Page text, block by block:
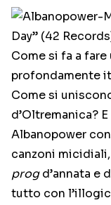
Day” (42
Come si fa a
profondamente
Come si
d’Oltremanica?
Albanopower
canzoni
progd’annata e
tutto con